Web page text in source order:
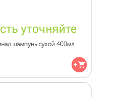
уточняйте
шампунь сухой 400мл